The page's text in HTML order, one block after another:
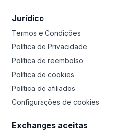
Jurídico
Termos e Condições
Política de Privacidade
Política de reembolso
Política de cookies
Política de afiliados
Configurações de cookies
Exchanges aceitas